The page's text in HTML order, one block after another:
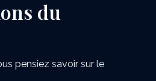
du
pensiez savoir sur le